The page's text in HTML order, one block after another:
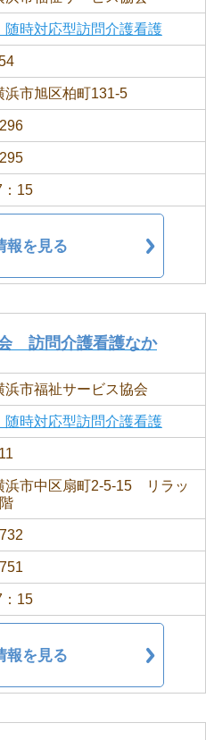
随時対応型訪問介護看護
浜市旭区柏町131-5
15
報を見る
訪問介護看護なか
浜市福祉サービス協会
随時対応型訪問介護看護
浜市中区扇町2-5-15 リラッ
15
報を見る